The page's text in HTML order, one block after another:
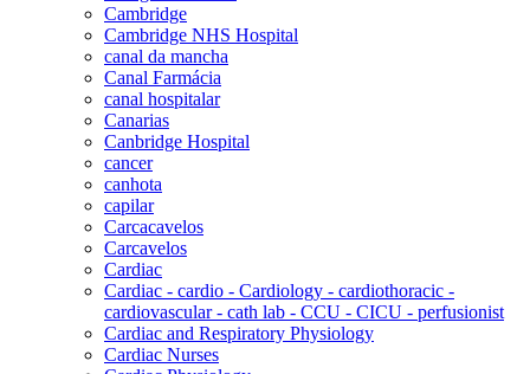
Cambridge
Cambridge NHS Hospital
canal da mancha
Canal Farmácia
canal hospitalar
Canarias
Canbridge Hospital
cancer
canhota
capilar
Carcacavelos
Carcavelos
Cardiac
Cardiac - cardio - Cardiology - cardiothoracic -
cardiovascular - cath lab - CCU - CICU - perfusionist
Cardiac and Respiratory Physiology
Cardiac Nurses